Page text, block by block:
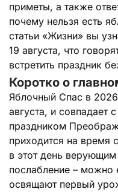
приметы, а также
почему нельзя есть
статьи «Жизни» вы
19 августа, что
встретить праздник
Коротко о
Яблочный Спас в
августа, и совпадает
праздником
приходится на время
в этот день
послабление – можно
освящают первый